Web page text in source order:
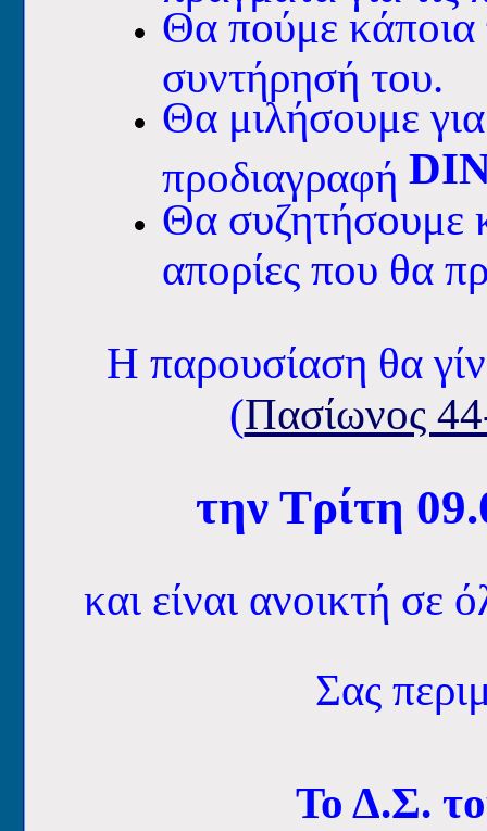
Θα πούμε κάποια
συντήρησή του.
Θα μιλήσουμε
προδιαγραφή
Θα συζητήσουμε
απορίες που θα
Η παρουσίαση θα
(Πασίωνος
την Τρίτη
και είναι ανοικτή σε
Σας
Το Δ.Σ.